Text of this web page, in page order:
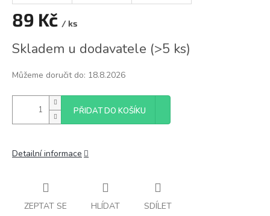
89 Kč / ks
cena:
Skladem u dodavatele (>5 ks)
Můžeme doručit do: 18.8.2026
PŘIDAT DO KOŠÍKU
Detailní informace
ZEPTAT SE HLÍDAT SDÍLET